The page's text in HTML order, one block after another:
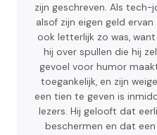
zijn geschreven. Als
alsof zijn eigen geld
ook letterlijk zo was,
hij over spullen die hij
gevoel voor humor
toegankelijk, en zijn
een tien te geven is
lezers. Hij gelooft dat
beschermen en dat